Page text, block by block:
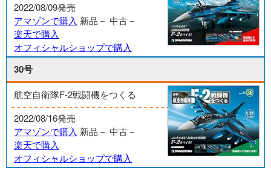
2022/08/09発売
アマゾンで購入 新品－ 中古－
楽天で購入
オフィシャルショップで購入
30号
航空自衛隊F-2戦闘機をつくる
2022/08/16発売
アマゾンで購入 新品－ 中古－
楽天で購入
オフィシャルショップで購入